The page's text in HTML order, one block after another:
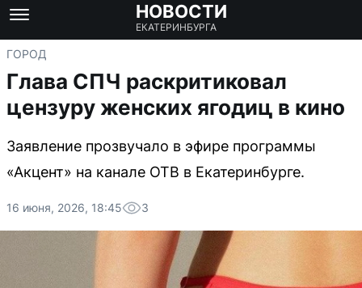
НОВОСТИ
ЕКАТЕРИНБУРГА
ГОРОД
Глава СПЧ раскритиковал
цензуру женских ягодиц в кино
Заявление прозвучало в эфире программы
«Акцент» на канале ОТВ в Екатеринбурге.
16 июня, 2026, 18:45 3